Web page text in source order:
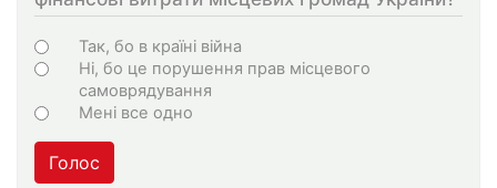
Варіанти
Так, бо в країні війна
Ні, бо це порушення прав місцевого
самоврядування
Мені все одно
Голос